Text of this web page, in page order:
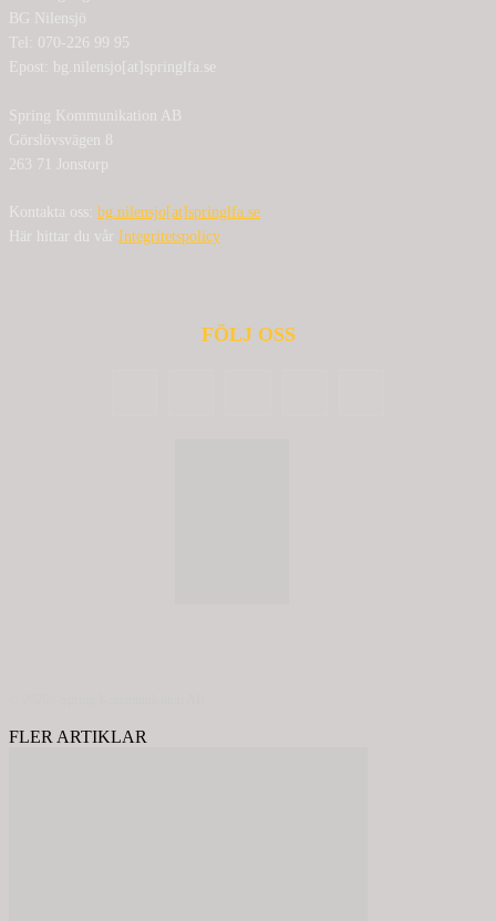
BG Nilensjö
Tel: 070-226 99 95
Epost: bg.nilensjo[at]springlfa.se
Spring Kommunikation AB
Görslövsvägen 8
263 71 Jonstorp
Kontakta oss: bg.nilensjo[at]springlfa.se
Här hittar du vår Integritetspolicy
FÖLJ OSS
FLER ARTIKLAR